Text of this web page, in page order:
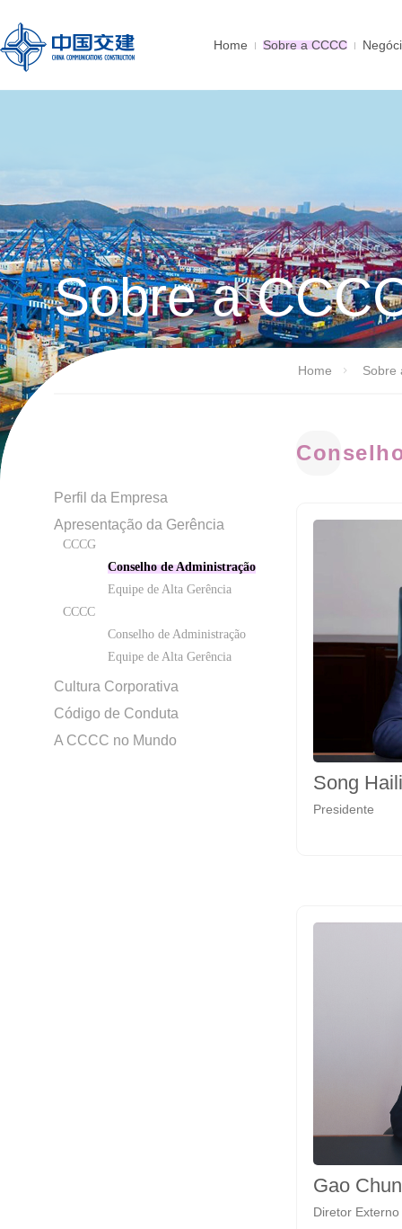
Home Sobre a CCCC
Sobre a
Home Sobre
Perfil da Empresa
Apresentação da Gerência
CCCG
Conselho de Administração
Equipe de Alta Gerência
CCCC
Conselho de Administração
Equipe de Alta Gerência
Cultura Corporativa
Código de Conduta
A CCCC no Mundo
Song
Presidente
Gao
Diretor Externo